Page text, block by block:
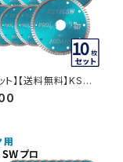
ト】【送料無料】KSス
ーブ KS-125SW プ
125ｍｍ ダイヤモン